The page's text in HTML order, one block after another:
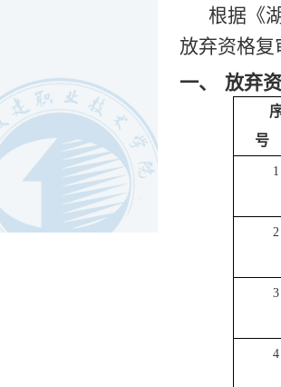
根据《
放弃资格复
一、
放弃
号
1
2
3
4